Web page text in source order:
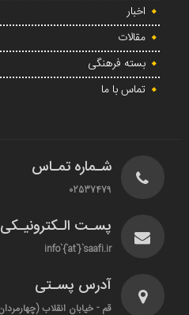
اخبار
مقالات
بسته فرهنگی
تماس با ما
شـماره تمـاس
02537479
پسـت الـکترونیـکی
info`{`at`}`saafi.ir
آدرس پسـتی